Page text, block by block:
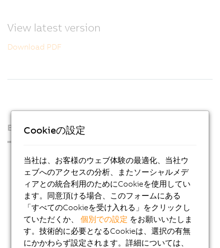
View latest version
Download PDF
B&Rについて
プレス・ルーム
Blog
AutoMates
Eメール デジタルサービス
キャリア
各国の拠点
Cookieの設定
当社は、お客様のウェブ体験の最適化、当社ウ
ェブへのアクセスの分析、またソーシャルメデ
ィアとの統合利用のためにCookieを使用してい
ます。同意頂ける場合、このフォームにある
「すべてのCookieを受け入れる」をクリックし
ていただくか、個別での設定 をお願いいたしま
す。技術的に必要となるCookieは、選択の有無
にかかわらず設定されます。詳細については、